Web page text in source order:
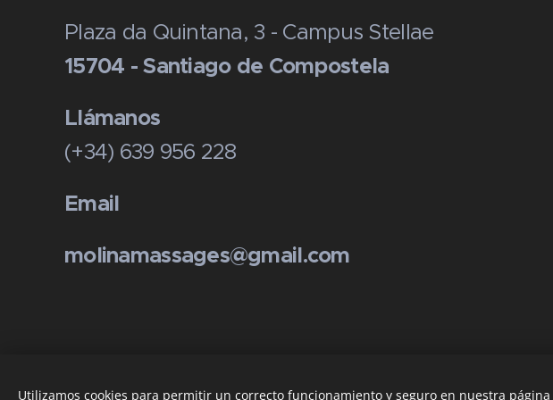
Plaza da Quintana, 3 - Campus Stellae
15704 - Santiago de Compostela
Llámanos
(+34) 639 956 228
Email
molinamassages@gmail.com
Utilizamos cookies para permitir un correcto funcionamiento y seguro en nuestra página